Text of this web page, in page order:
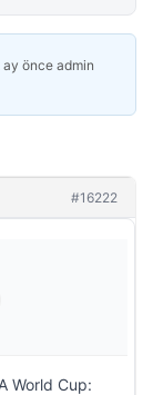
ay önceadmin
#16222
World Cup: